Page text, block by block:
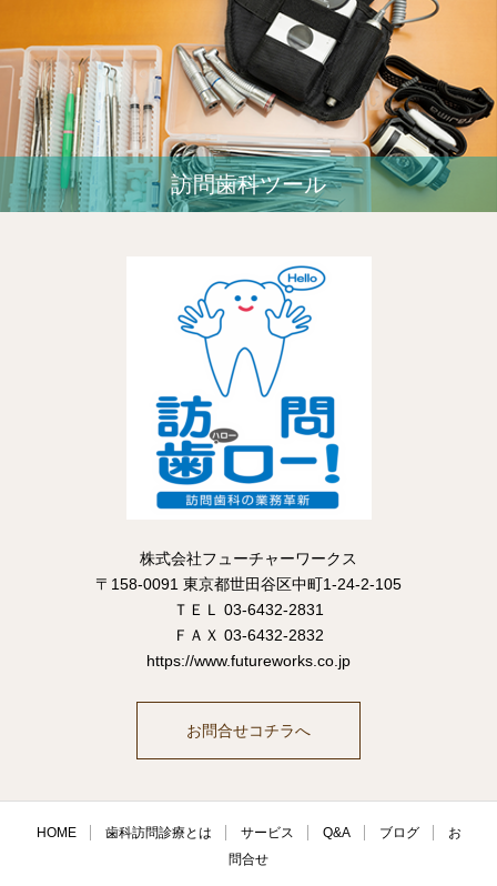
訪問歯科ツール
株式会社フューチャーワークス
〒158-0091 東京都世田谷区中町1-24-2-105
ＴＥＬ 03-6432-2831
ＦＡＸ 03-6432-2832
https://www.futureworks.co.jp
お問合せコチラへ
HOME 歯科訪問診療とは サービス Q&A ブログ
お
問合せ